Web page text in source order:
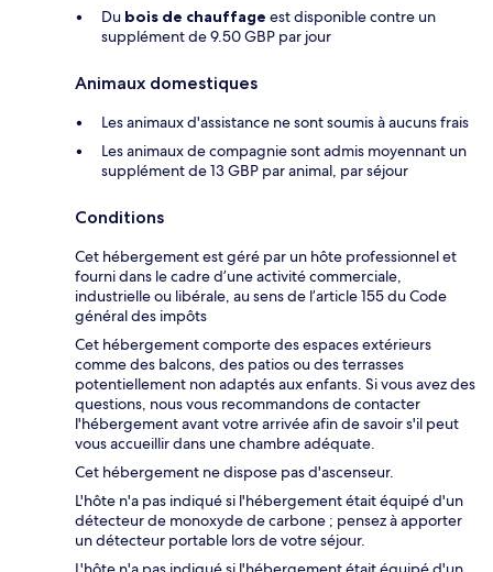
Du bois de chauffage est disponible contre un
supplément de 9.50 GBP par jour
Animaux domestiques
Les animaux d'assistance ne sont soumis à aucuns frais
Les animaux de compagnie sont admis moyennant un
supplément de 13 GBP par animal, par séjour
Conditions
Cet hébergement est géré par un hôte professionnel et
fourni dans le cadre d’une activité commerciale,
industrielle ou libérale, au sens de l’article 155 du Code
général des impôts
Cet hébergement comporte des espaces extérieurs
comme des balcons, des patios ou des terrasses
potentiellement non adaptés aux enfants. Si vous avez des
questions, nous vous recommandons de contacter
l'hébergement avant votre arrivée afin de savoir s'il peut
vous accueillir dans une chambre adéquate.
Cet hébergement ne dispose pas d'ascenseur.
L'hôte n'a pas indiqué si l'hébergement était équipé d'un
détecteur de monoxyde de carbone ; pensez à apporter
un détecteur portable lors de votre séjour.